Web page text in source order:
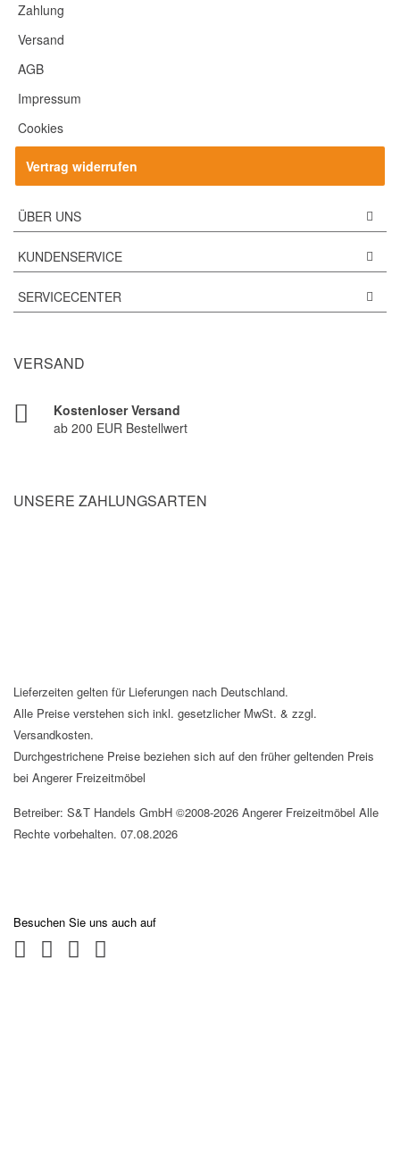
Zahlung
Versand
AGB
Impressum
Cookies
Vertrag widerrufen
ÜBER UNS
KUNDENSERVICE
SERVICECENTER
VERSAND
Kostenloser Versand
ab 200 EUR Bestellwert
UNSERE ZAHLUNGSARTEN
Lieferzeiten gelten für Lieferungen nach Deutschland.
Alle Preise verstehen sich inkl. gesetzlicher MwSt. & zzgl.
Versandkosten.
Durchgestrichene Preise beziehen sich auf den früher geltenden Preis
bei Angerer Freizeitmöbel
Betreiber: S&T Handels GmbH ©2008-2026 Angerer Freizeitmöbel Alle
Rechte vorbehalten. 07.08.2026
Besuchen Sie uns auch auf